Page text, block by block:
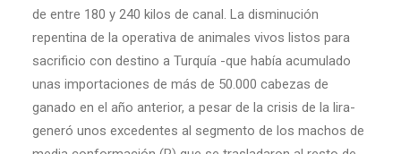
de entre 180 y 240 kilos de canal. La disminución
repentina de la operativa de animales vivos listos para
sacrificio con destino a Turquía -que había acumulado
unas importaciones de más de 50.000 cabezas de
ganado en el año anterior, a pesar de la crisis de la lira-
generó unos excedentes al segmento de los machos de